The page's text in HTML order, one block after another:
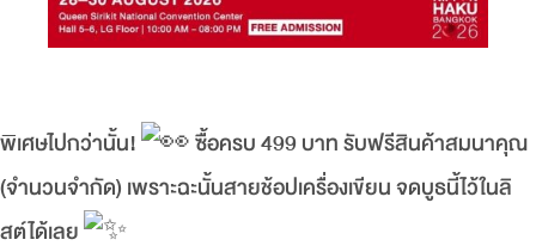
พิเศษไปกว่านั้น!
ซื้อครบ 499 บาท รับฟรีสินค้าสมนาคุณ
(จำนวนจำกัด) เพราะฉะนั้นสายช้อปเครื่องเขียน จดบูธนี้ไว้ในลิ
สต์ได้เลย